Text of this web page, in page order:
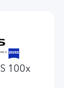
100x